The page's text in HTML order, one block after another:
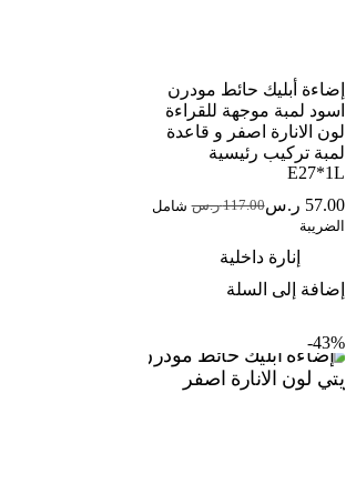
إضاءة أبليك حائط مودرن
اسود لمبة موجهة للقراءة
لون الانارة اصفر و قاعدة
لمبة تركيب رئيسية
E27*1L
117.00 ر.س السعر
هو:
117.00 ر.س.
57.00 ر.سالسعر
هو:
57.00 ر.س.
شامل
الضريبة
إنارة داخلية
إضافة إلى السلة
43%-